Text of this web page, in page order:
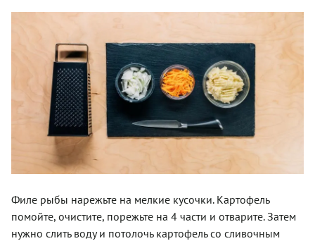
Филе рыбы нарежьте на мелкие кусочки. Картофель
помойте, очистите, порежьте на 4 части и отварите. Затем
нужно слить воду и потолочь картофель со сливочным